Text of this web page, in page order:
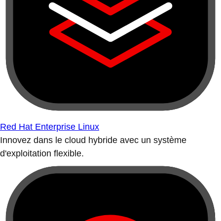
Red Hat Enterprise Linux
Innovez dans le cloud hybride avec un système
d'exploitation flexible.